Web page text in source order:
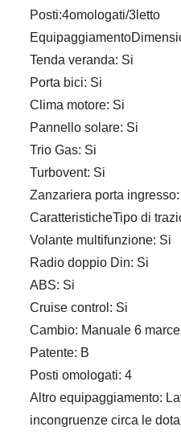
Posti:4omologati/3letto
Tenda veranda: Si
Porta bici: Si
Clima motore: Si
Pannello solare: Si
Trio Gas: Si
Turbovent: Si
Zanzariera porta
CaratteristicheTipo di
Volante multifunzione: Si
Radio doppio Din: Si
ABS: Si
Cruise control: Si
Cambio: Manuale 6 marce
Patente: B
Posti omologati: 4
Altro equipaggiamento:
incongruenze circa le